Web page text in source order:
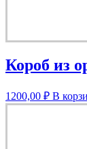
Короб из
1200,00 ₽ В